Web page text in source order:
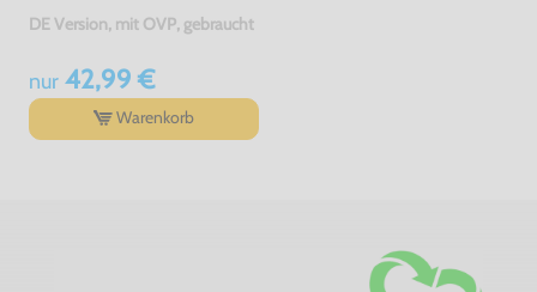
DE Version, mit OVP, gebraucht
nur42,99 €
Warenkorb